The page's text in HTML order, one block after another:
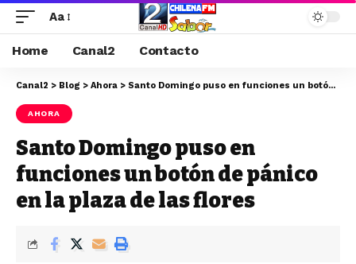
Aa
Home Canal2 Contacto
Canal2 > Blog > Ahora > Santo Domingo puso en funciones un botón de pánico en la plaza de las flores
AHORA
Santo Domingo puso en
funciones un botón de pánico
en la plaza de las flores